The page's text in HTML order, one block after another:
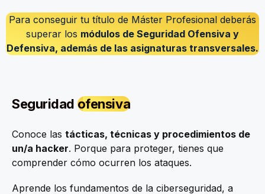
Para conseguir tu título de Máster Profesional deberás
superar los módulos de Seguridad Ofensiva y
Defensiva, además de las asignaturas transversales.
Seguridad ofensiva
Conoce las tácticas, técnicas y procedimientos de
un/a hacker. Porque para proteger, tienes que
comprender cómo ocurren los ataques.
Aprende los fundamentos de la ciberseguridad, a